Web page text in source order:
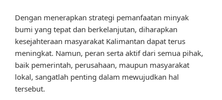
Dengan menerapkan strategi pemanfaatan minyak
bumi yang tepat dan berkelanjutan, diharapkan
kesejahteraan masyarakat Kalimantan dapat terus
meningkat. Namun, peran serta aktif dari semua pihak,
baik pemerintah, perusahaan, maupun masyarakat
lokal, sangatlah penting dalam mewujudkan hal
tersebut.